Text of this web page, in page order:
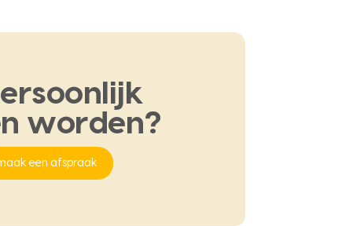
worden?
een afspraak